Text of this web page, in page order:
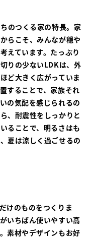
のつくる家の特長。家
らこそ、みんなが穏や
えています。たっぷり
りの少ないLDKは、外
ど大きく広がっていま
することで、家族それ
の気配を感じられるの
、耐震性をしっかりと
ることで、明るさはも
夏は涼しく過ごせるの
けのものをつくりま
いちばん使いやすい高
素材やデザインもお好